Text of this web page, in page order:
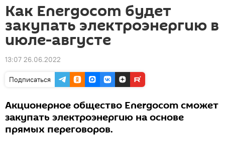
Как Energocom будет
закупать электроэнергию в
июле-августе
13:07 26.06.2022
Подписаться
Акционерное общество Energocom сможет
закупать электроэнергию на основе
прямых переговоров.